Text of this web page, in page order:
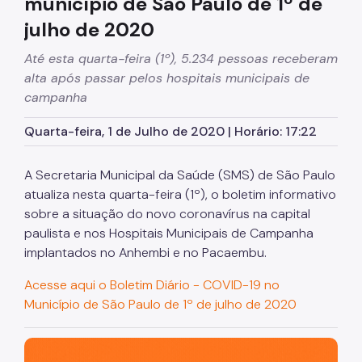
julho de 2020
Até esta quarta-feira (1º), 5.234 pessoas receberam
alta após passar pelos hospitais municipais de
campanha
Quarta-feira, 1 de Julho de 2020 | Horário: 17:22
A Secretaria Municipal da Saúde (SMS) de São Paulo
atualiza nesta quarta-feira (1º), o boletim informativo
sobre a situação do novo coronavírus na capital
paulista e nos Hospitais Municipais de Campanha
implantados no Anhembi e no Pacaembu.
Acesse aqui o Boletim Diário - COVID-19 no
Município de São Paulo de 1º de julho de 2020
São Paulo, cidade inteligente, resiliente e sustentável